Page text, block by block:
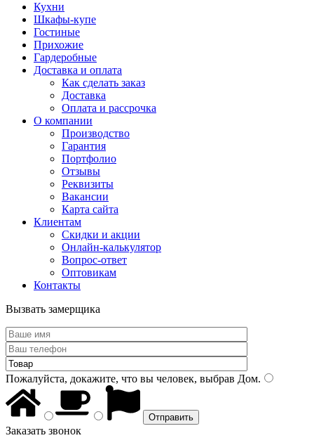
Кухни
Шкафы-купе
Гостиные
Прихожие
Гардеробные
Доставка и оплата
Как сделать заказ
Доставка
Оплата и рассрочка
О компании
Производство
Гарантия
Портфолио
Отзывы
Реквизиты
Вакансии
Карта сайта
Клиентам
Скидки и акции
Онлайн-калькулятор
Вопрос-ответ
Оптовикам
Контакты
Вызвать замерщика
Пожалуйста, докажите, что вы человек, выбрав Дом.
Заказать звонок